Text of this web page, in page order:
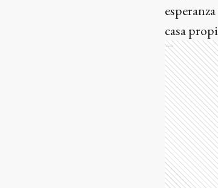
casa
Ads